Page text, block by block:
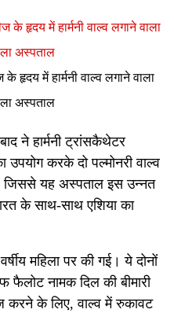
हृदय में हार्मनी वाल्व लगाने वाला
अस्पताल
ने हार्मनी ट्रांसकैथेटर
उपयोग करके दो पल्मोनरी वाल्व
जिससे यह अस्पताल इस उन्नत
के साथ-साथ एशिया का
महिला पर की गई। ये दोनों
नामक दिल की बीमारी
करने के लिए, वाल्व में रुकावट